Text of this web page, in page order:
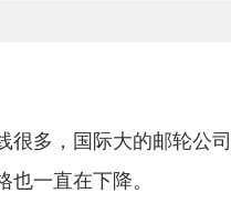
很多，国际大的邮轮公
一直在下降。